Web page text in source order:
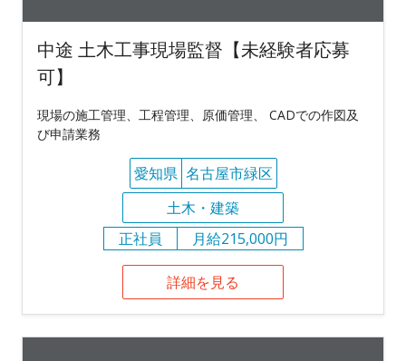
中途 土木工事現場監督【未経験者応募
可】
現場の施工管理、工程管理、原価管理、 CADでの作図及
び申請業務
愛知県 名古屋市緑区
土木・建築
正社員
月給215,000円
詳細を見る